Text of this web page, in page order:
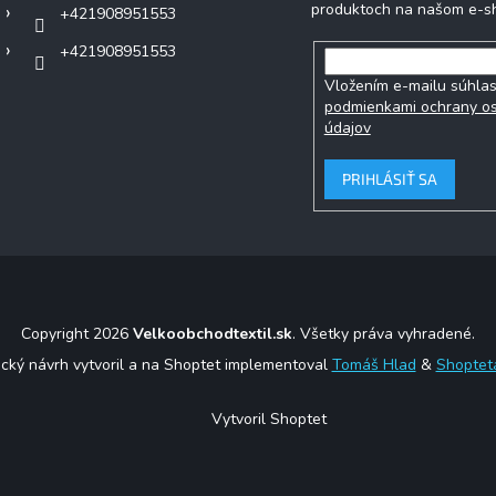
+421908951553
+421908951553
produktoch na našom e-
Vložením e-mailu
podmienkami ochrany
údajov
PRIHLÁSIŤ SA
Copyright 2026 Velkoobchodtextil.sk. Všetky práva vyhradené.
návrh vytvoril a na Shoptet implementoval Tomáš Hlad &
Vytvoril Shoptet